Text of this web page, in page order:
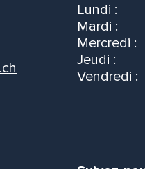
Lundi :
Mardi :
Mercredi :
Jeudi :
Vendredi :